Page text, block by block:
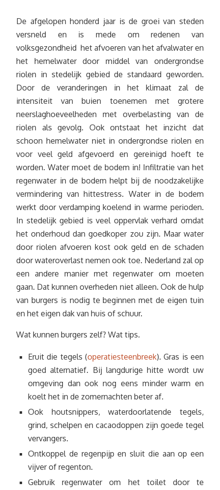
De afgelopen honderd jaar is de groei van steden
versneld en is mede om redenen van
volksgezondheid het afvoeren van het afvalwater en
het hemelwater door middel van ondergrondse
riolen in stedelijk gebied de standaard geworden.
Door de veranderingen in het klimaat zal de
intensiteit van buien toenemen met grotere
neerslaghoeveelheden met overbelasting van de
riolen als gevolg. Ook ontstaat het inzicht dat
schoon hemelwater niet in ondergrondse riolen en
voor veel geld afgevoerd en gereinigd hoeft te
worden. Water moet de bodem in! Infiltratie van het
regenwater in de bodem helpt bij de noodzakelijke
vermindering van hittestress. Water in de bodem
werkt door verdamping koelend in warme perioden.
In stedelijk gebied is veel oppervlak verhard omdat
het onderhoud dan goedkoper zou zijn. Maar water
door riolen afvoeren kost ook geld en de schaden
door wateroverlast nemen ook toe. Nederland zal op
een andere manier met regenwater om moeten
gaan. Dat kunnen overheden niet alleen. Ook de hulp
van burgers is nodig te beginnen met de eigen tuin
en het eigen dak van huis of schuur.
Wat kunnen burgers zelf? Wat tips.
Eruit die tegels (operatiesteenbreek). Gras is een
goed alternatief. Bij langdurige hitte wordt uw
omgeving dan ook nog eens minder warm en
koelt het in de zomernachten beter af.
Ook houtsnippers, waterdoorlatende tegels,
grind, schelpen en cacaodoppen zijn goede tegel
vervangers.
Ontkoppel de regenpijp en sluit die aan op een
vijver of regenton.
Gebruik regenwater om het toilet door te